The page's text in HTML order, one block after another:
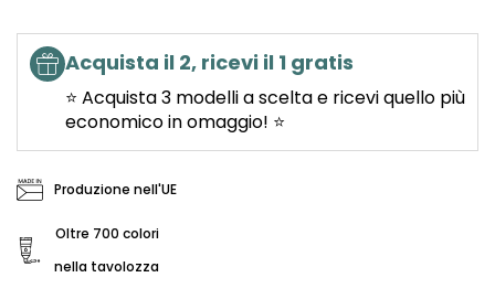
Acquista il 2, ricevi il 1 gratis
⭐ Acquista 3 modelli a scelta e ricevi quello più
economico in omaggio! ⭐
Produzione nell'UE
Oltre 700 colori
nella tavolozza